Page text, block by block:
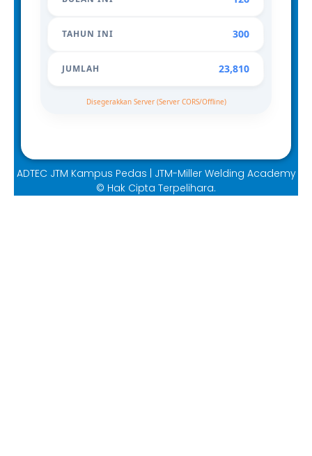
TAHUN INI 300
JUMLAH 23,810
Disegerakkan Server (Server CORS/Offline)
ADTEC JTM Kampus Pedas | JTM-Miller Welding Academy
© Hak Cipta Terpelihara.